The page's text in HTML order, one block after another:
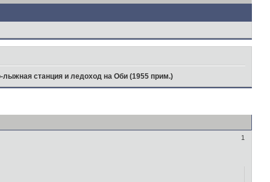
лыжная станция и ледоход на Оби (1955 прим.)
1